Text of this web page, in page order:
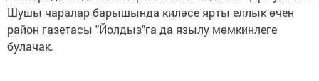
Шушы чаралар барышында киләсе ярты еллык өчен
район газетасы "Йолдыз"га да язылу мөмкинлеге
булачак.